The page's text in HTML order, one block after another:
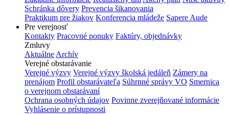
Schránka dôvery Prevencia šikanovania
Praktikum pre žiakov Konferencia mládeže Sapere Aude
Pre verejnosť
Kontakty Pracovné ponuky Faktúry, objednávky
Zmluvy
Aktuálne Archív
Verejné obstarávanie
Verejné výzvy Verejné výzvy školská jedáleň Zámery na
prenájom Profil obstarávateľa Súhrnné správy VO Smernica
o verejnom obstarávaní
Ochrana osobných údajov Povinne zverejňované informácie
Vyhlásenie o prístupnosti